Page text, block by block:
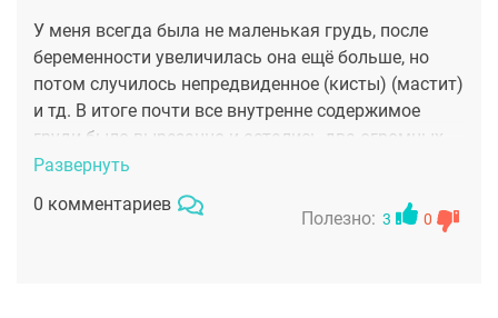
У меня всегда была не маленькая грудь, после
беременности увеличилась она ещё больше, но
потом случилось непредвиденное (кисты) (мастит)
и тд. В итоге почти все внутренне содержимое
груди было вырезанно и остались два огромных
уха спаниэля. Обошнюла приличное количество
хирургов в надежде что проблему можно решить.
Не хотелось новых рубцов так как и так были
Развернуть
0 комментариев
Полезно: 3 0